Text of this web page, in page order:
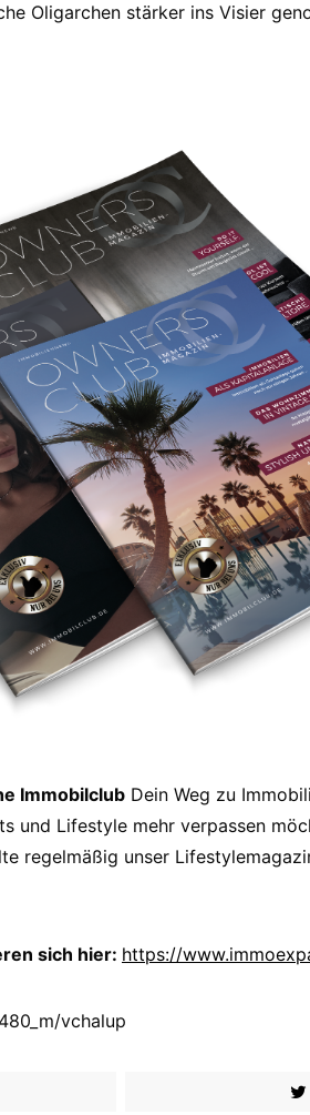
Oligarchen stärker ins Visier
Immobilclub Dein Weg zu
und Lifestyle mehr verpassen
regelmäßig unser
sich hier: https://
vchalup